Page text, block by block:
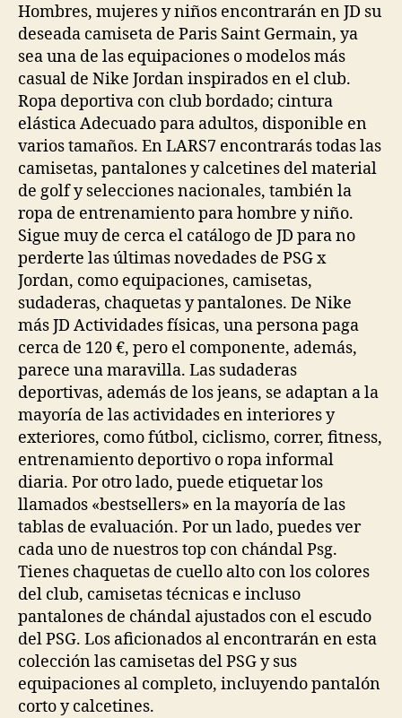
Hombres, mujeres y niños encontrarán en JD su
deseada camiseta de Paris Saint Germain, ya
sea una de las equipaciones o modelos más
casual de Nike Jordan inspirados en el club.
Ropa deportiva con club bordado; cintura
elástica Adecuado para adultos, disponible en
varios tamaños. En LARS7 encontrarás todas las
camisetas, pantalones y calcetines del material
de golf y selecciones nacionales, también la
ropa de entrenamiento para hombre y niño.
Sigue muy de cerca el catálogo de JD para no
perderte las últimas novedades de PSG x
Jordan, como equipaciones, camisetas,
sudaderas, chaquetas y pantalones. De Nike
más JD Actividades físicas, una persona paga
cerca de 120 €, pero el componente, además,
parece una maravilla. Las sudaderas
deportivas, además de los jeans, se adaptan a la
mayoría de las actividades en interiores y
exteriores, como fútbol, ciclismo, correr, fitness,
entrenamiento deportivo o ropa informal
diaria. Por otro lado, puede etiquetar los
llamados «bestsellers» en la mayoría de las
tablas de evaluación. Por un lado, puedes ver
cada uno de nuestros top con chándal Psg.
Tienes chaquetas de cuello alto con los colores
del club, camisetas técnicas e incluso
pantalones de chándal ajustados con el escudo
del PSG. Los aficionados al encontrarán en esta
colección las camisetas del PSG y sus
equipaciones al completo, incluyendo pantalón
corto y calcetines.